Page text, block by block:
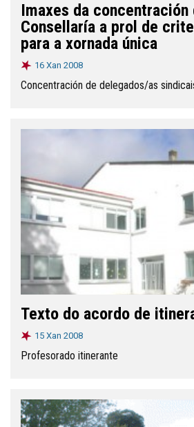
Imaxes da concentración
Consellaría a prol de
para a xornada única
16 Xan 2008
Concentración de delegados/as
Texto do acordo de
15 Xan 2008
Profesorado itinerante